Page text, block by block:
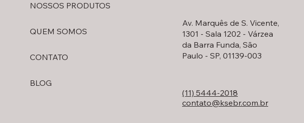
NOSSOS PRODUTOS
QUEM SOMOS
CONTATO
BLOG
(11) 5444-2018
contato@ksebr.com.br
Av. Marquês de S. Vicente,
1301 - Sala 1202 - Várzea
da Barra Funda, São
Paulo - SP, 01139-003